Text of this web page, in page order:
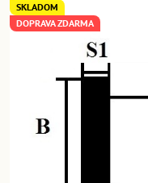
SKLADOM
DOPRAVA ZDARMA